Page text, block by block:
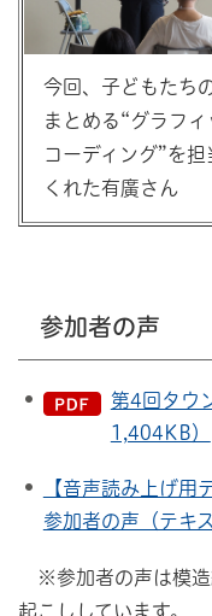
今回、子どもたち
まとめる“グラフィ
コーディング”を担
くれた有廣さん
参加者の声
第4回タウ
1,404KB）
【音声読み上げ用
参加者の声（テキ
※参加者の声は模造
起こししています。